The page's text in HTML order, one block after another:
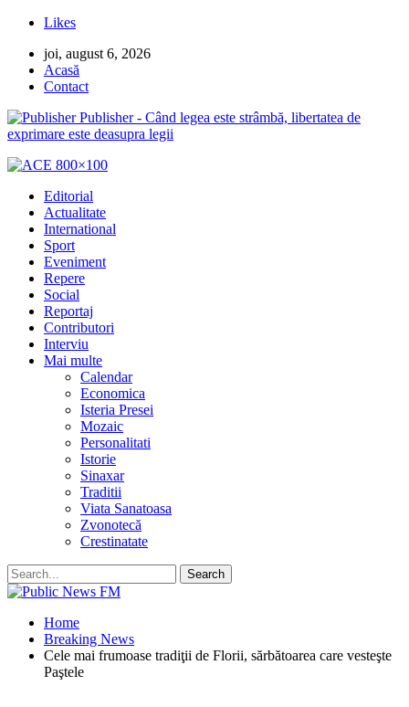
Likes
joi, august 6, 2026
Acasă
Contact
Publisher - Când legea este strâmbă, libertatea de
exprimare este deasupra legii
Editorial
Actualitate
International
Sport
Eveniment
Repere
Social
Reportaj
Contributori
Interviu
Mai multe
Calendar
Economica
Isteria Presei
Mozaic
Personalitati
Istorie
Sinaxar
Traditii
Viata Sanatoasa
Zvonotecă
Crestinatate
Home
Breaking News
Cele mai frumoase tradiţii de Florii, sărbătoarea care vesteşte
Paştele